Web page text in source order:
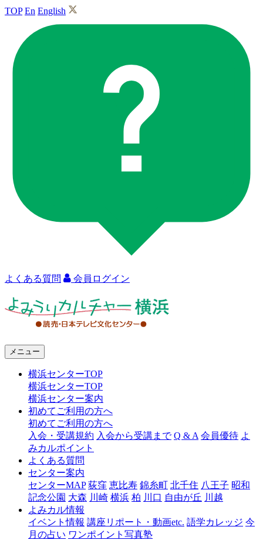
TOP En English
よくある質問 会員ログイン
ャ
浜
メニュー
横浜センターTOP
横浜センターTOP
横浜センター案内
初めてご利用の方へ
初めてご利用の方へ
入会・受講規約 入会から受講まで Q & A 会員優待 よ
みカルポイント
よくある質問
センター案内
センターMAP 荻窪 恵比寿 錦糸町 北千住 八王子 昭和
記念公園 大森 川崎 横浜 柏 川口 自由が丘 川越
よみカル情報
イベント情報 講座リポート・動画etc. 語学カレッジ 今
月の占い ワンポイント写真塾